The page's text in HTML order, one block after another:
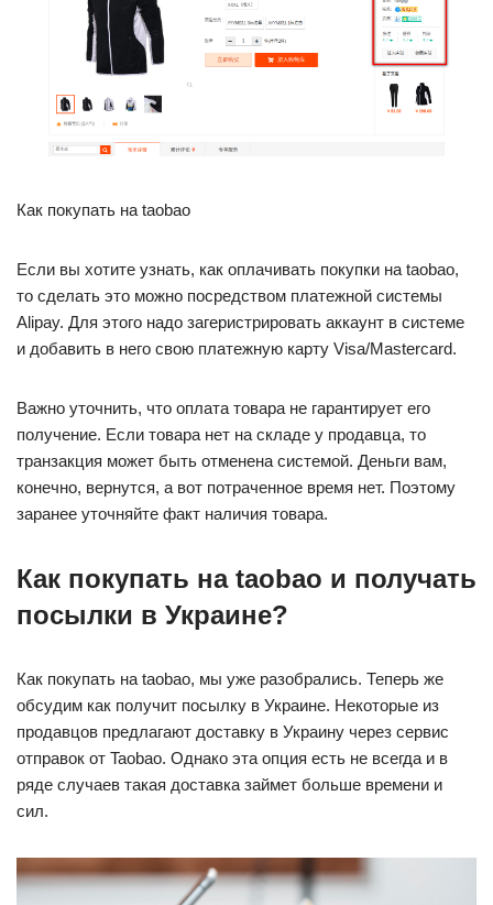
Как покупать на taobao
Если вы хотите узнать, как оплачивать покупки на taobao,
то сделать это можно посредством платежной системы
Alipay. Для этого надо загеристрировать аккаунт в системе
и добавить в него свою платежную карту Visa/Mastercard.
Важно уточнить, что оплата товара не гарантирует его
получение. Если товара нет на складе у продавца, то
транзакция может быть отменена системой. Деньги вам,
конечно, вернутся, а вот потраченное время нет. Поэтому
заранее уточняйте факт наличия товара.
Как покупать на taobao и получать
посылки в Украине?
Как покупать на taobao, мы уже разобрались. Теперь же
обсудим как получит посылку в Украине. Некоторые из
продавцов предлагают доставку в Украину через сервис
отправок от Taobao. Однако эта опция есть не всегда и в
ряде случаев такая доставка займет больше времени и
сил.